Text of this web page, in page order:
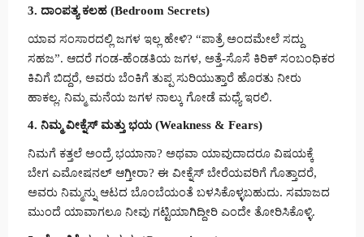
3. ದಾಂಪತ್ಯ ಕಲಹ (Bedroom Secrets)
ಯಾವ ಸಂಸಾರದಲ್ಲಿ ಜಗಳ ಇಲ್ಲ ಹೇಳಿ? “ಪಾತ್ರೆ ಅಂದಮೇಲೆ ಸದ್ದು
ಸಹಜ”. ಆದರೆ ಗಂಡ-ಹೆಂಡತಿಯ ಜಗಳ, ಅತ್ತೆ-ಸೊಸೆ ಕಿರಿಕ್ ಸಂಬಂಧಿಕರ
ಕಿವಿಗೆ ಬಿದ್ದರೆ, ಅವರು ಬೆಂಕಿಗೆ ತುಪ್ಪ ಸುರಿಯುತ್ತಾರೆ ಹೊರತು ನೀರು
ಹಾಕಲ್ಲ. ನಿಮ್ಮ ಮನೆಯ ಜಗಳ ನಾಲ್ಕು ಗೋಡೆ ಮಧ್ಯೆ ಇರಲಿ.
4. ನಿಮ್ಮ ವೀಕ್ನೆಸ್ ಮತ್ತು ಭಯ (Weakness & Fears)
ನಿಮಗೆ ಕತ್ತಲೆ ಅಂದ್ರೆ ಭಯಾನಾ? ಅಥವಾ ಯಾವುದಾದರೂ ವಿಷಯಕ್ಕೆ
ಬೇಗ ಎಮೋಷನಲ್ ಆಗ್ತೀರಾ? ಈ ವೀಕ್ನೆಸ್ ಬೇರೆಯವರಿಗೆ ಗೊತ್ತಾದರೆ,
ಅವರು ನಿಮ್ಮನ್ನು ಆಟದ ಬೊಂಬೆಯಂತೆ ಬಳಸಿಕೊಳ್ಳಬಹುದು. ಸಮಾಜದ
ಮುಂದೆ ಯಾವಾಗಲೂ ನೀವು ಗಟ್ಟಿಯಾಗಿದ್ದೀರಿ ಎಂದೇ ತೋರಿಸಿಕೊಳ್ಳಿ.